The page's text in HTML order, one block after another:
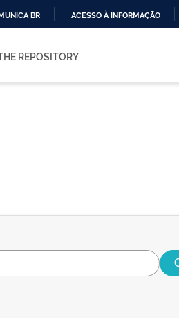
O
BR ACESSO À INFORMAÇÃO
REPOSITORY